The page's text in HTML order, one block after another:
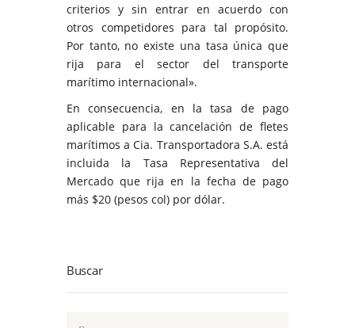
criterios y sin entrar en acuerdo con
otros competidores para tal propósito.
Por tanto, no existe una tasa única que
rija para el sector del transporte
marítimo internacional».
En consecuencia, en la tasa de pago
aplicable para la cancelación de fletes
marítimos a Cia. Transportadora S.A. está
incluida la Tasa Representativa del
Mercado que rija en la fecha de pago
más $20 (pesos col) por dólar.
Buscar